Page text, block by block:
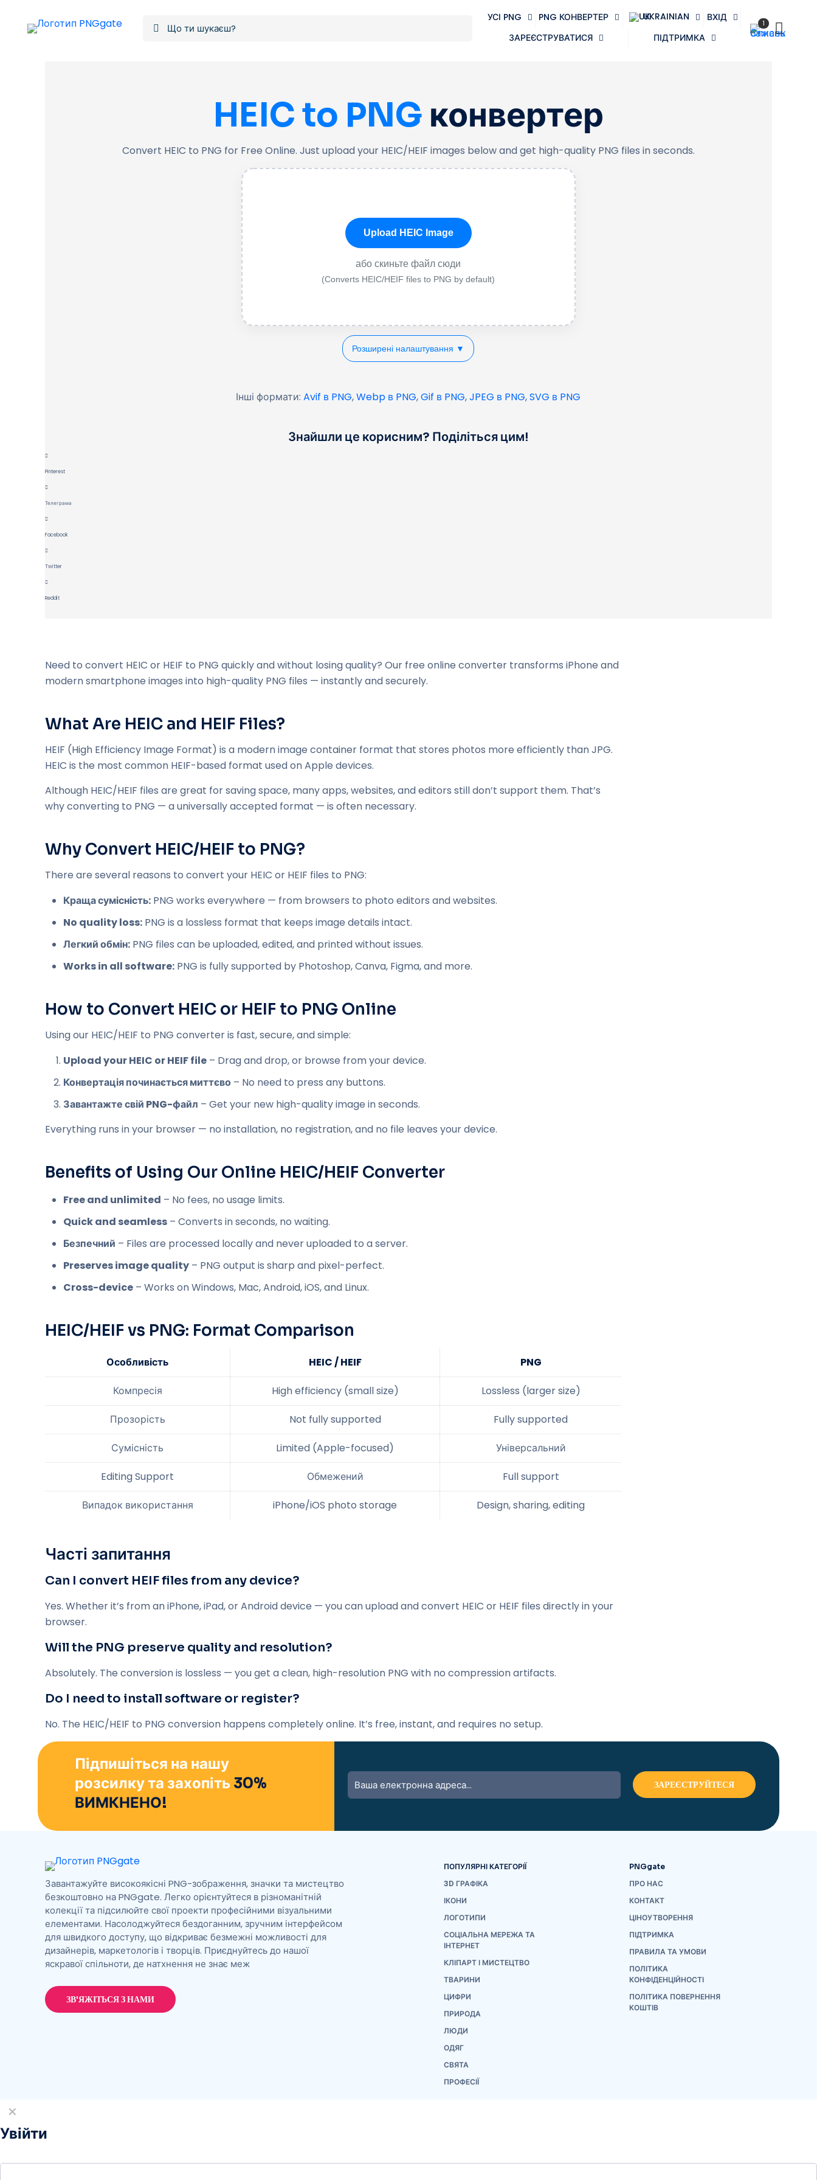
УСІ PNG PNG КОНВЕРТЕР UKRAINIAN
ВХІД
ЗАРЕЄСТРУВАТИСЯ
ПІДТРИМКА
1
HEIC to PNG конвертер
Convert HEIC to PNG for Free Online. Just upload your HEIC/HEIF images below and get high-quality PNG files in seconds.
Upload HEIC Image
або скиньте файл сюди
(Converts HEIC/HEIF files to PNG by default)
Розширені налаштування ▼
Інші формати:Avif в PNG,Webp в PNG,Gif в PNG,JPEG в PNG,SVG в PNG
Знайшли це корисним? Поділіться цим!
Pinterest
Телеграма
Facebook
Twitter
Reddit
Need to convert HEIC or HEIF to PNG quickly and without losing quality? Our free online converter transforms iPhone and
modern smartphone images into high-quality PNG files — instantly and securely.
What Are HEIC and HEIF Files?
HEIF (High Efficiency Image Format) is a modern image container format that stores photos more efficiently than JPG.
HEIC is the most common HEIF-based format used on Apple devices.
Although HEIC/HEIF files are great for saving space, many apps, websites, and editors still don’t support them. That’s
why converting to PNG — a universally accepted format — is often necessary.
Why Convert HEIC/HEIF to PNG?
There are several reasons to convert your HEIC or HEIF files to PNG:
Краща сумісність: PNG works everywhere — from browsers to photo editors and websites.
No quality loss: PNG is a lossless format that keeps image details intact.
Легкий обмін: PNG files can be uploaded, edited, and printed without issues.
Works in all software: PNG is fully supported by Photoshop, Canva, Figma, and more.
How to Convert HEIC or HEIF to PNG Online
Using our HEIC/HEIF to PNG converter is fast, secure, and simple:
Upload your HEIC or HEIF file – Drag and drop, or browse from your device.
Конвертація починається миттєво – No need to press any buttons.
Завантажте свій PNG-файл – Get your new high-quality image in seconds.
Everything runs in your browser — no installation, no registration, and no file leaves your device.
Benefits of Using Our Online HEIC/HEIF Converter
Free and unlimited – No fees, no usage limits.
Quick and seamless – Converts in seconds, no waiting.
Безпечний – Files are processed locally and never uploaded to a server.
Preserves image quality – PNG output is sharp and pixel-perfect.
Cross-device – Works on Windows, Mac, Android, iOS, and Linux.
HEIC/HEIF vs PNG: Format Comparison
Особливість HEIC / HEIF PNG
Компресія High efficiency (small size) Lossless (larger size)
Прозорість Not fully supported Fully supported
Сумісність Limited (Apple-focused) Універсальний
Editing Support Обмежений Full support
Випадок використання iPhone/iOS photo storage Design, sharing, editing
Часті запитання
Can I convert HEIF files from any device?
Yes. Whether it’s from an iPhone, iPad, or Android device — you can upload and convert HEIC or HEIF files directly in your
browser.
Will the PNG preserve quality and resolution?
Absolutely. The conversion is lossless — you get a clean, high-resolution PNG with no compression artifacts.
Do I need to install software or register?
No. The HEIC/HEIF to PNG conversion happens completely online. It’s free, instant, and requires no setup.
Підпишіться на нашу
розсилку та захопіть 30%
ВИМКНЕНО!
Завантажуйте високоякісні PNG-зображення, значки та мистецтво
безкоштовно на PNGgate. Легко орієнтуйтеся в різноманітній
колекції та підсилюйте свої проекти професійними візуальними
елементами. Насолоджуйтеся бездоганним, зручним інтерфейсом
для швидкого доступу, що відкриває безмежні можливості для
дизайнерів, маркетологів і творців. Приєднуйтесь до нашої
яскравої спільноти, де натхнення не знає меж
ЗВ'ЯЖІТЬСЯ З НАМИ
ПОПУЛЯРНІ КАТЕГОРІЇ
3D ГРАФІКА
ІКОНИ
ЛОГОТИПИ
СОЦІАЛЬНА МЕРЕЖА ТА
ІНТЕРНЕТ
КЛІПАРТ І МИСТЕЦТВО
ТВАРИНИ
ЦИФРИ
ПРИРОДА
ЛЮДИ
ОДЯГ
СВЯТА
ПРОФЕСІЇ
PNGgate
ПРО НАС
КОНТАКТ
ЦІНОУТВОРЕННЯ
ПІДТРИМКА
ПРАВИЛА ТА УМОВИ
ПОЛІТИКА
КОНФІДЕНЦІЙНОСТІ
ПОЛІТИКА ПОВЕРНЕННЯ
КОШТІВ
✕
Увійти